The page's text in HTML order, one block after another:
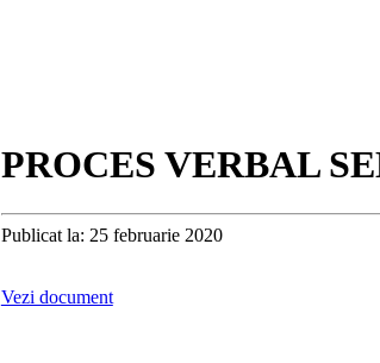
PROCES VERBAL
Publicat la: 25 februarie 2020
Vezi document